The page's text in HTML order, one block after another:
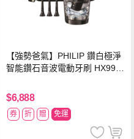
【強勢爸氣】PHILIP 鑽白極淨
智能鑽石音波電動牙刷 HX992
$6,888
券 折 贈 免運